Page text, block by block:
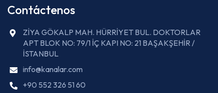
Contáctenos
ZİYA GÖKALP MAH. HÜRRİYET BUL. DOKTORLAR
APT BLOK NO: 79/1 İÇ KAPI NO: 21 BAŞAKŞEHİR /
İSTANBUL
info@kanalar.com
+90 552 326 51 60